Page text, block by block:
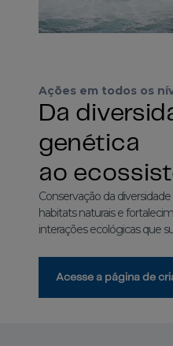
Ações em todos os
Da
genética
ao
Conservação da
habitats naturais e
interações ecológicas que
Acesse a página de